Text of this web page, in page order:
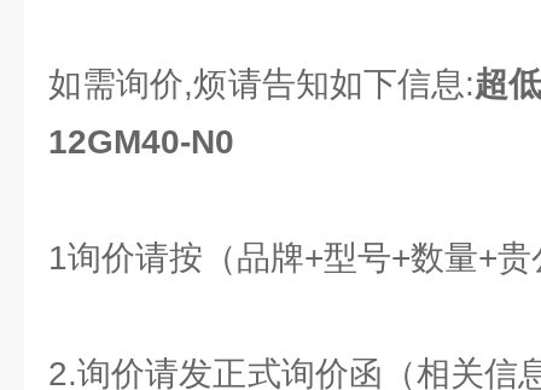
如需询价,烦请告知如下信息:超
12GM40-N0
1询价请按（品牌+型号+数量+
2.询价请发正式询价函（相关信